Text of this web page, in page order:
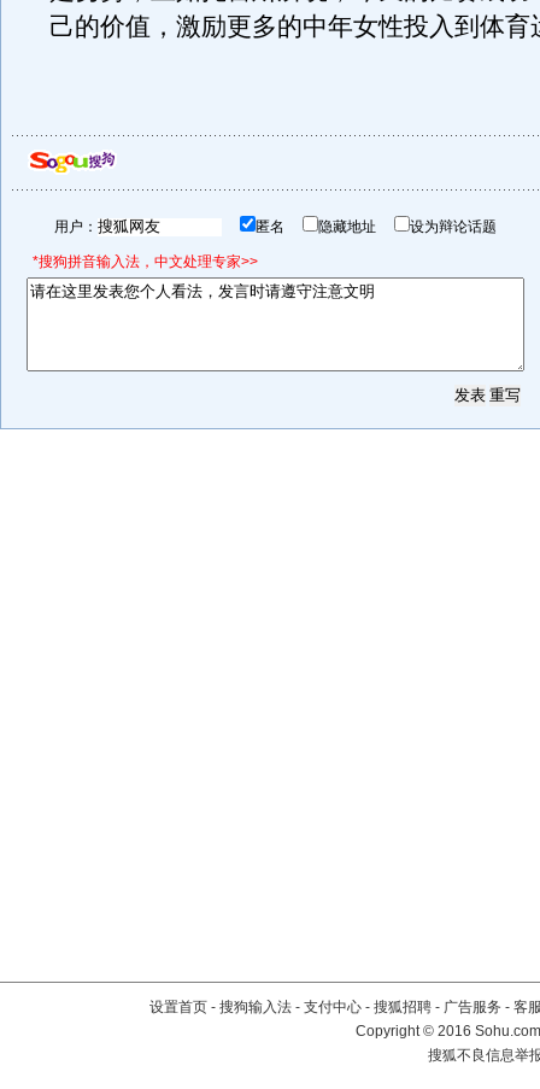
己的价值，激励更多的中年女性投入到体育
用户： 匿名 隐藏地址 设为辩论话题
*搜狗拼音输入法，中文处理专家>>
设置首页 - 搜狗输入法 - 支付中心 - 搜狐招聘 - 广告服务 - 客
Copyright©2016
搜狐不良信息举